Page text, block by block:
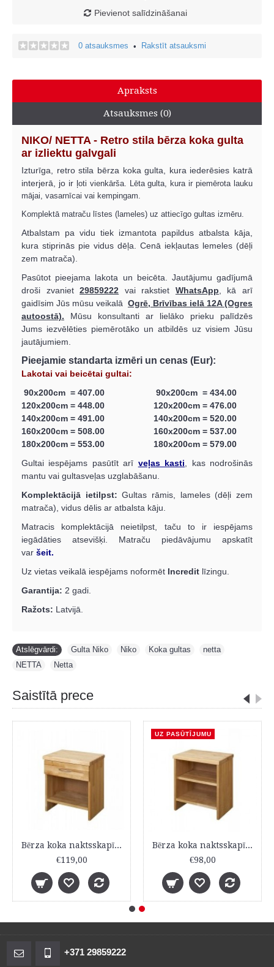
Pievienot salīdzināšanai
0 atsauksmes • Rakstīt atsauksmi
Apraksts
Atsauksmes (0)
NIKO/ NETTA - Retro stila bērza koka gulta
ar izliektu galvgali
Izturīga, retro stila bērza koka gulta, kura iederēsies katrā
interjerā, jo ir ļoti vienkārša. Lēta gulta, kura ir piemērota lauku
mājai, vasarnīcai vai kempingam.
Komplektā matraču līstes (lameles) uz attiecīgo gultas izmēru.
Atbalstam pa vidu tiek izmantota papildus atbalsta kāja,
kura stiprinās pie vidus dēļa. Cenā iekļautas lemeles (dēļi
zem matrača).
Pasūtot pieejama lakota un beicēta. Jautājumu gadījumā
droši zvaniet29859222 vai rakstiet WhatsApp , kā arī
gaidīsim Jūs mūsu veikalā Ogrē, Brīvības ielā 12A (Ogres
autoostā). Mūsu konsultanti ar lielāko prieku palīdzēs
Jums iezvēlēties piemērotāko un atbildēs uz visiem Jūsu
jautājumiem.
Pieejamie standarta izmēri un cenas (Eur):
Lakotai vai beicētai gultai:
90x200cm = 407.00 90x200cm = 434.00
120x200cm = 448.00 120x200cm = 476.00
140x200cm = 491.00 140x200cm = 520.00
160x200cm = 508.00 160x200cm = 537.00
180x200cm = 553.00 180x200cm = 579.00
Gultai iespējams pasūtīt arī veļas kasti , kas nodrošinās
mantu vai gultasveļas uzglabāšanu.
Komplektācijā ietilpst: Gultas rāmis, lameles (dēļi zem
matrača), vidus dēlis ar atbalsta kāju.
Matracis komplektācijā neietilpst, taču to ir iespējams
iegādāties atsevišķi. Matraču piedāvājumu apskatīt
var šeit.
Uz vietas veikalā iespējams noformēt Incredit līzingu.
Garantija: 2 gadi.
Ražots: Latvijā.
Atslēgvārdi: Gulta Niko Niko Koka gultas netta
NETTA
Netta
Saistītā prece
Bērza koka naktsskapītis ar atvilktni
€119,00
UZ PASŪTĪJUMU
Bērza koka naktsskapītis
€98,00
+371 29859222